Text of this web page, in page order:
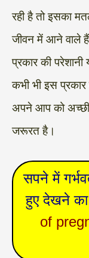
रही है तो इसका
जीवन में आने वाले
प्रकार की
कभी भी इस
अपने आप को
जरूरत है।
सपने में
हुए देखने का
of